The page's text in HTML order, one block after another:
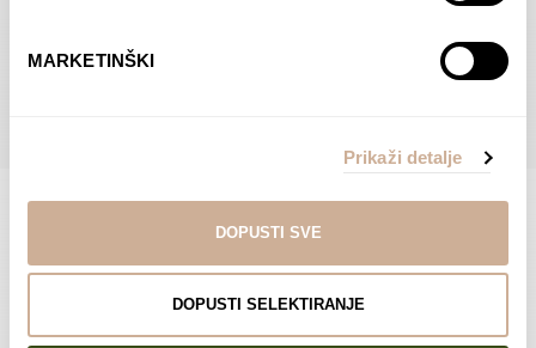
MARKETINŠKI
Prikaži detalje
DOPUSTI SVE
DOPUSTI SELEKTIRANJE
75,00 €
do
138,00 €
POGLEDAJTE SVE PROIZVODE U OVOJ KATEGORIJI
Limited Edition Fotografije